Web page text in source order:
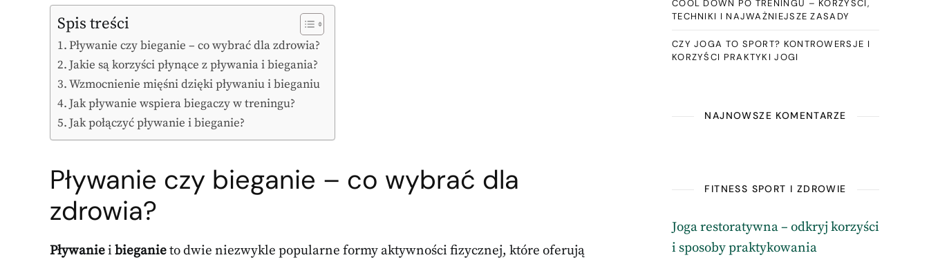
Spis treści
Pływanie czy bieganie – co wybrać dla zdrowia?
Jakie są korzyści płynące z pływania i biegania?
Wzmocnienie mięśni dzięki pływaniu i bieganiu
Jak pływanie wspiera biegaczy w treningu?
Jak połączyć pływanie i bieganie?
Pływanie czy bieganie – co wybrać dla
zdrowia?
Pływaniei bieganieto dwie niezwykle popularne formy aktywności fizycznej, które oferują
COOL DOWN PO TRENINGU – KORZYŚCI,
TECHNIKI I NAJWAŻNIEJSZE ZASADY
CZY JOGA TO SPORT? KONTROWERSJE I
KORZYŚCI PRAKTYKI JOGI
NAJNOWSZE KOMENTARZE
FITNESS SPORT I ZDROWIE
Joga restoratywna – odkryj korzyści
i sposoby praktykowania